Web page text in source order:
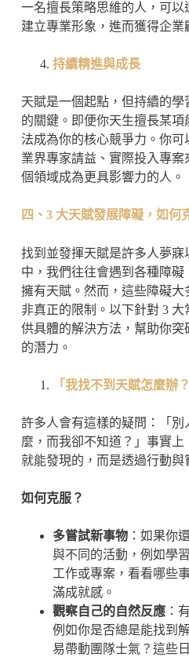
一名擅長策略思維的人，可
建立專業形象，進而獲得企業
持續精進與成長
天賦是一個起點，但持續的
的關鍵。即便你天生擅長某
法成為你的核心競爭力。你
業界專家請益、實際投入專
個領域成為更具影響力的人。
四、 3 大天賦發展障礙，如何
找到並發揮天賦是許多人夢
中，我們往往會遇到各種障
擁有天賦。然而，這些障礙
非真正的限制。以下針對 3
供具體的解決方法，幫助你
的潛力。
「我找不到天賦怎麼辦？
許多人會有這樣的疑問：「
麼，而我卻不知道？」事實
就能發現的，而是透過行動與
如何克服？
多嘗試新事物：如果你
與不同的活動，例如學
工作或專案，看看哪些
滿成就感。
觀察自己的自然反應：
例如你是否總是能找到
易帶動團隊士氣？這些